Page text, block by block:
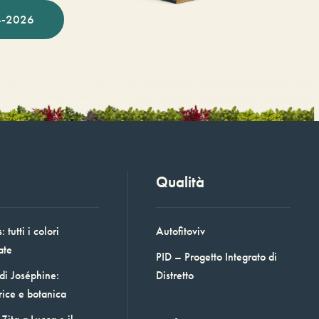
2026
tutti i colori
Joséphine:
e botanica
Qualità
Autofitoviv
PID – Progetto Integrato di
Distretto